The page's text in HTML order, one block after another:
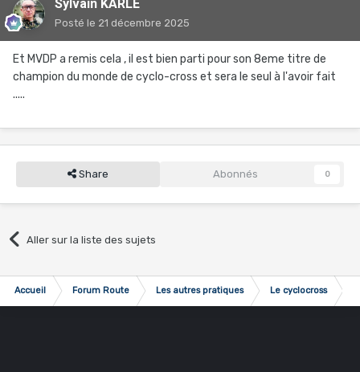
Sylvain KARLE
Posté le 21 décembre 2025
Et MVDP a remis cela , il est bien parti pour son 8eme titre de
champion du monde de cyclo-cross et sera le seul à l'avoir fait
.....
Share Abonnés 0
Aller sur la liste des sujets
Accueil Forum Route Les autres pratiques Le cyclocross